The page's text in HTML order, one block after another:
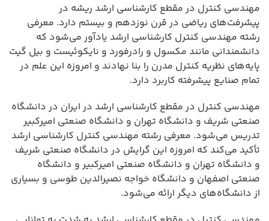
مهندسی کنترل در مقطع کارشناسی ارشد ریشه در
پیشرفت‌های ریاضی در قرن نوزدهم و بیستم دارد. معرفی
رشته مهندسی کنترل کارشناسی ارشد یادآور می‌شود که
دانشمندانی مانند مکسول و رادرفورد و نایکوئیست و بیل گیت
پایه‌های نظریه کنترل مدرن را بنا نهادند و امروزه این علم در
تمام صنایع پیشرفته کاربرد دارد.
مهندسی کنترل در مقطع کارشناسی ارشد در ایران در دانشگاه
صنعتی شریف و دانشگاه تهران و دانشگاه صنعتی امیرکبیر
تدریس می‌شود. معرفی رشته مهندسی کنترل کارشناسی ارشد
تأکید می‌کند که امروزه این گرایش در دانشگاه صنعتی شریف
و دانشگاه تهران و دانشگاه صنعتی امیرکبیر و دانشگاه
صنعتی اصفهان و دانشگاه خواجه نصیرالدین طوسی و بسیاری
از دانشگاه‌های دیگر ارائه می‌شود.